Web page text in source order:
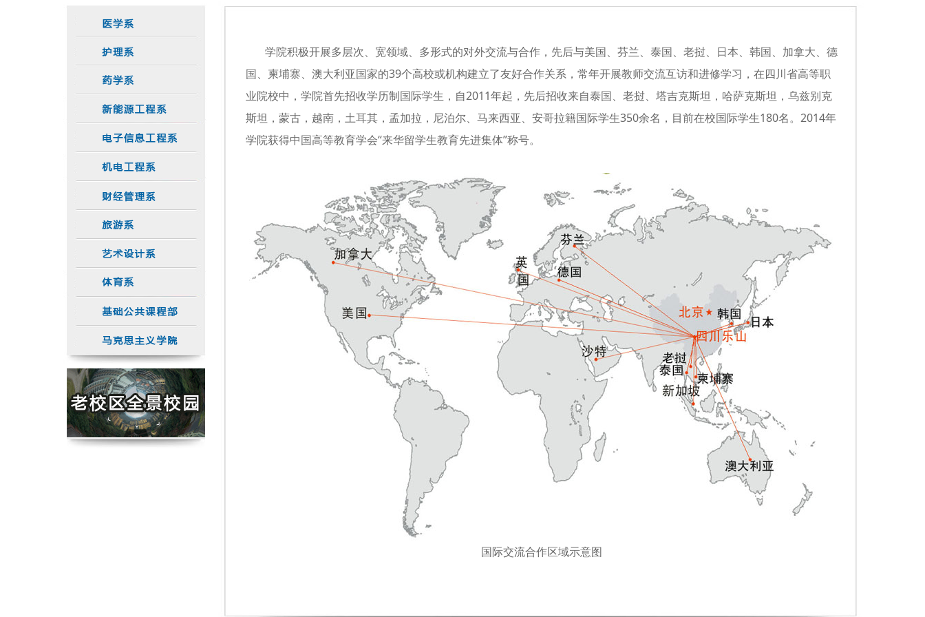
学院积极开展多层次、宽领域、多形式的对外交流与合作，先后与美国、芬兰、泰国、老挝、日本、韩国、加拿大、德
国、柬埔寨、澳大利亚国家的39个高校或机构建立了友好合作关系，常年开展教师交流互访和进修学习，在四川省高等职
业院校中，学院首先招收学历制国际学生，自2011年起，先后招收来自泰国、老挝、塔吉克斯坦，哈萨克斯坦，乌兹别克
斯坦，蒙古，越南，土耳其，孟加拉，尼泊尔、马来西亚、安哥拉籍国际学生350余名，目前在校国际学生180名。2014年
学院获得中国高等教育学会“来华留学生教育先进集体”称号。
国际交流合作区域示意图